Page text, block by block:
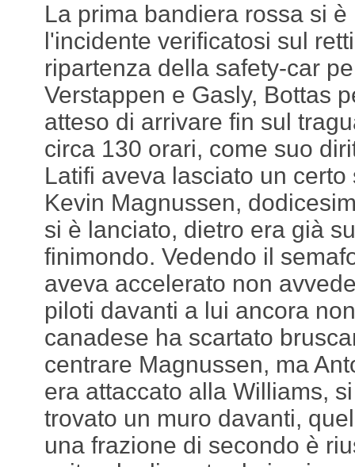
La prima bandiera rossa si
l'incidente verificatosi sul
ripartenza della safety-car
Verstappen e Gasly, Bottas
atteso di arrivare fin sul
circa 130 orari, come suo
Latifi aveva lasciato un certo
Kevin Magnussen,
si è lanciato, dietro era già
finimondo. Vedendo il
aveva accelerato non
piloti davanti a lui ancora
canadese ha scartato
centrare Magnussen, ma
era attaccato alla Williams,
trovato un muro davanti,
una frazione di secondo è